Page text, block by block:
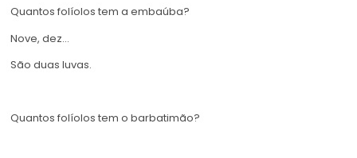
Quantos folíolos tem a embaúba?
Nove, dez…
São duas luvas.
Quantos folíolos tem o barbatimão?